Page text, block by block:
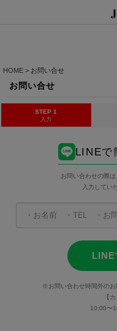
HOME > お問い合せ
お問い合せ
STEP 1
入力
LINEで
お問い合わせの際
入力してい
LINE
※お問い合わせ時間外の
【
10:00〜